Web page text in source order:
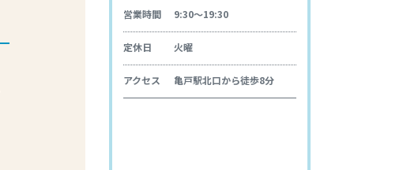
営業時間 9:30～19:30
定休日 火曜
アクセス 亀戸駅北口から徒歩8分